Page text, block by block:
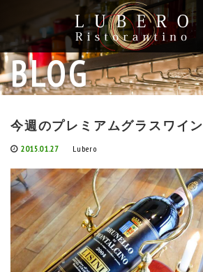
BLOG
今週のプレミアムグラスワイン
2015.01.27 Lubero